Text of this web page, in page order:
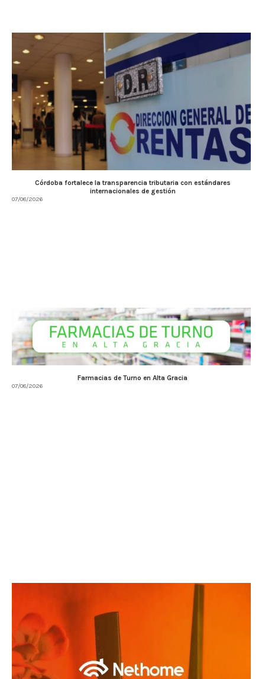
Córdoba fortalece la transparencia tributaria con estándares
internacionales de gestión
07/08/2026
Farmacias de Turno en Alta Gracia
07/08/2026